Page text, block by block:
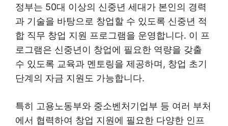
정부는 50대 이상의 신중년 세대가 본인의 경력
과 기술을 바탕으로 창업할 수 있도록 신중년 적
합 직무 창업 지원 프로그램을 운영합니다. 이 프
로그램은 신중년이 창업에 필요한 역량을 갖출
수 있도록 교육과 멘토링을 제공하며, 창업 초기
단계의 자금 지원도 가능합니다.
특히 고용노동부와 중소벤처기업부 등 여러 부처
에서 협력하여 창업 지원에 필요한 다양한 인프